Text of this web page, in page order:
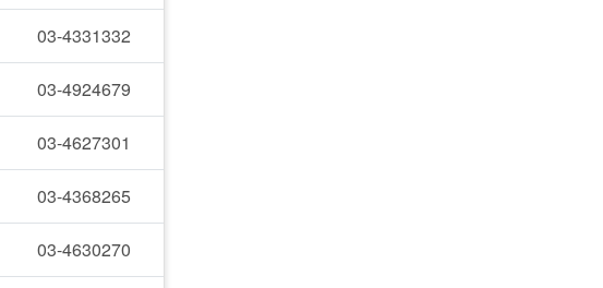
03-4331332
03-4924679
03-4627301
03-4368265
03-4630270